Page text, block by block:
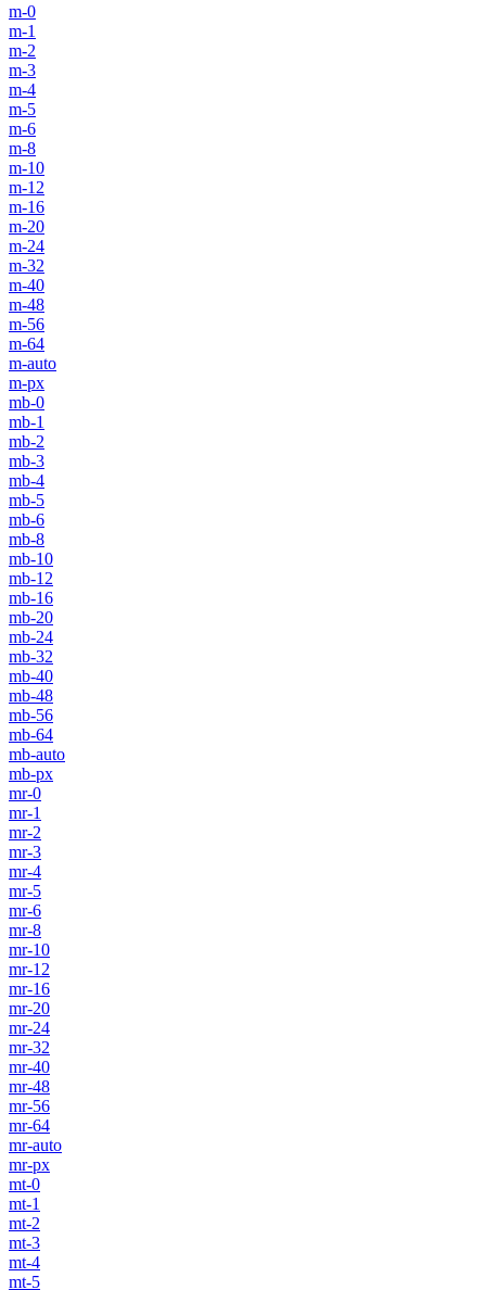
m-0
m-1
m-2
m-3
m-4
m-5
m-6
m-8
m-10
m-12
m-16
m-20
m-24
m-32
m-40
m-48
m-56
m-64
m-auto
m-px
mb-0
mb-1
mb-2
mb-3
mb-4
mb-5
mb-6
mb-8
mb-10
mb-12
mb-16
mb-20
mb-24
mb-32
mb-40
mb-48
mb-56
mb-64
mb-auto
mb-px
mr-0
mr-1
mr-2
mr-3
mr-4
mr-5
mr-6
mr-8
mr-10
mr-12
mr-16
mr-20
mr-24
mr-32
mr-40
mr-48
mr-56
mr-64
mr-auto
mr-px
mt-0
mt-1
mt-2
mt-3
mt-4
mt-5